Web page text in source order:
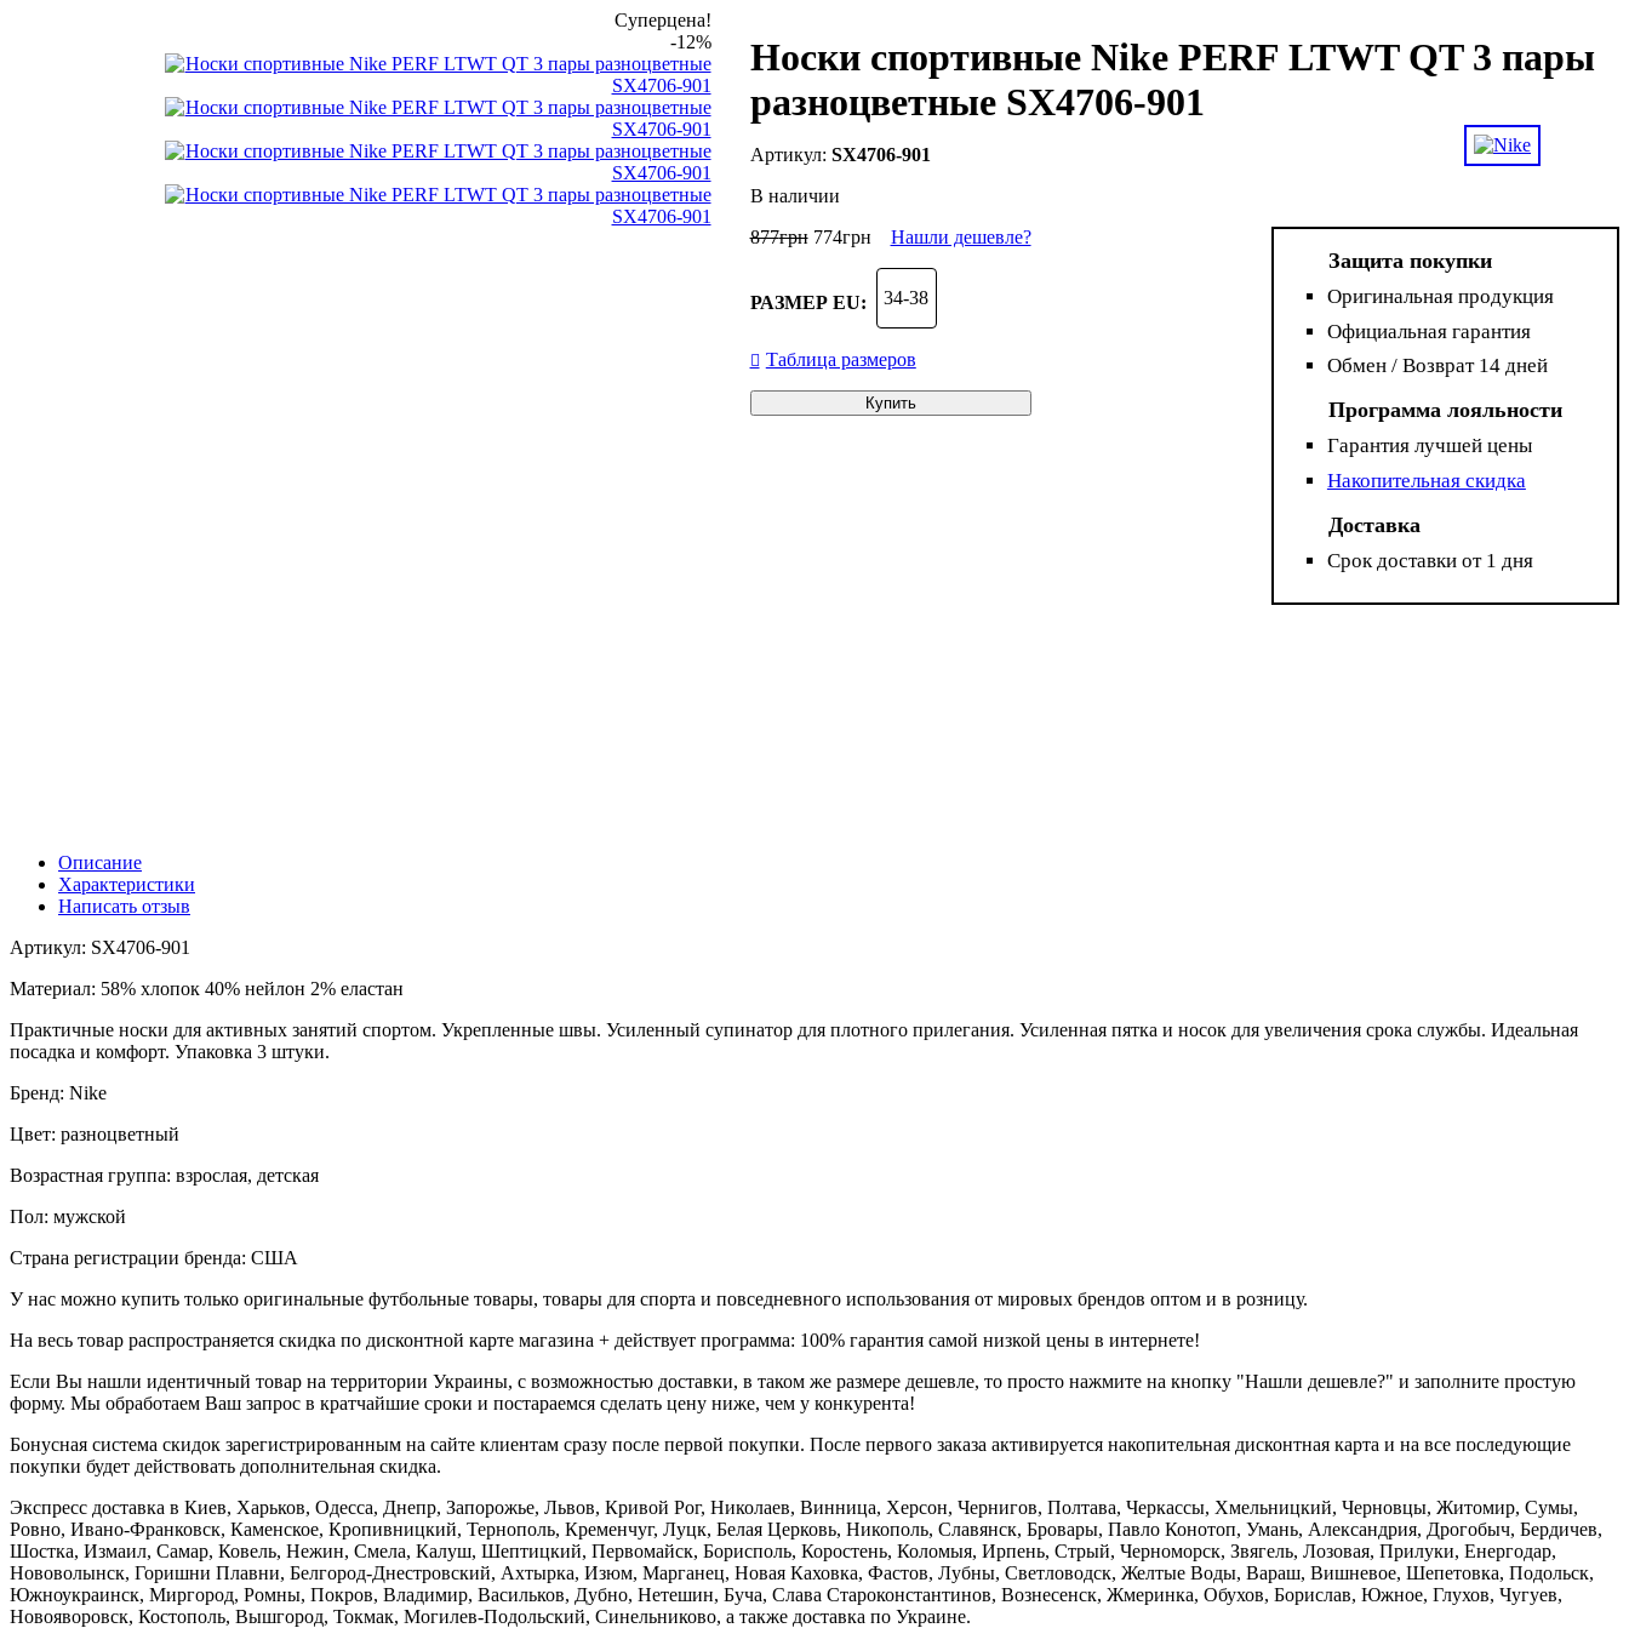
Суперцена!
-12%
Носки спортивные Nike PERF LTWT QT 3 пары
разноцветные SX4706-901
SX4706-901
В наличии
877грн 774грн Нашли дешевле?
РАЗМЕР EU: 34-38
Таблица размеров
Купить
Защита покупки
Оригинальная продукция
Официальная гарантия
Обмен / Возврат 14 дней
Программа лояльности
Гарантия лучшей цены
Накопительная скидка
Доставка
Срок доставки от 1 дня
Описание
Характеристики
Написать отзыв
Артикул: SX4706-901
Материал: 58% хлопок 40% нейлон 2% еластан
Практичные носки для активных занятий спортом. Укрепленные швы. Усиленный супинатор для плотного прилегания. Усиленная пятка и носок для увеличения срока службы. Идеальная
посадка и комфорт. Упаковка 3 штуки.
Бренд: Nike
Цвет: разноцветный
Возрастная группа: взрослая, детская
Пол: мужской
Страна регистрации бренда: США
У нас можно купить только оригинальные футбольные товары, товары для спорта и повседневного использования от мировых брендов оптом и в розницу.
На весь товар распространяется скидка по дисконтной карте магазина + действует программа: 100% гарантия самой низкой цены в интернете!
Если Вы нашли идентичный товар на территории Украины, с возможностью доставки, в таком же размере дешевле, то просто нажмите на кнопку "Нашли дешевле?" и заполните простую
форму. Мы обработаем Ваш запрос в кратчайшие сроки и постараемся сделать цену ниже, чем у конкурента!
Бонусная система скидок зарегистрированным на сайте клиентам сразу после первой покупки. После первого заказа активируется накопительная дисконтная карта и на все последующие
покупки будет действовать дополнительная скидка.
Экспресс доставка в Киев, Харьков, Одесса, Днепр, Запорожье, Львов, Кривой Рог, Николаев, Винница, Херсон, Чернигов, Полтава, Черкассы, Хмельницкий, Черновцы, Житомир, Сумы,
Ровно, Ивано-Франковск, Каменское, Кропивницкий, Тернополь, Кременчуг, Луцк, Белая Церковь, Никополь, Славянск, Бровары, Павло Конотоп, Умань, Александрия, Дрогобыч, Бердичев,
Шостка, Измаил, Самар, Ковель, Нежин, Смела, Калуш, Шептицкий, Первомайск, Борисполь, Коростень, Коломыя, Ирпень, Стрый, Черноморск, Звягель, Лозовая, Прилуки, Енергодар,
Нововолынск, Горишни Плавни, Белгород-Днестровский, Ахтырка, Изюм, Марганец, Новая Каховка, Фастов, Лубны, Светловодск, Желтые Воды, Вараш, Вишневое, Шепетовка, Подольск,
Южноукраинск, Миргород, Ромны, Покров, Владимир, Васильков, Дубно, Нетешин, Буча, Слава Староконстантинов, Вознесенск, Жмеринка, Обухов, Борислав, Южное, Глухов, Чугуев,
Новояворовск, Костополь, Вышгород, Токмак, Могилев-Подольский, Синельниково, а также доставка по Украине.